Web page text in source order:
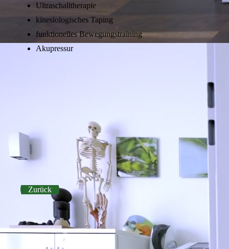
Ultraschalltherapie
kinesiologisches Taping
funktionelles Bewegungstraining
Akupressur
Zurück